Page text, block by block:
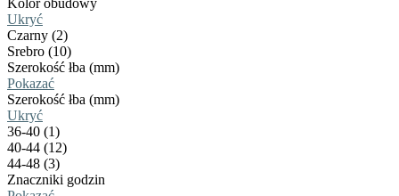
Kolor obudowy
Ukryć
Czarny (2)
Srebro (10)
Szerokość łba (mm)
Pokazać
Szerokość łba (mm)
Ukryć
36-40 (1)
40-44 (12)
44-48 (3)
Znaczniki godzin